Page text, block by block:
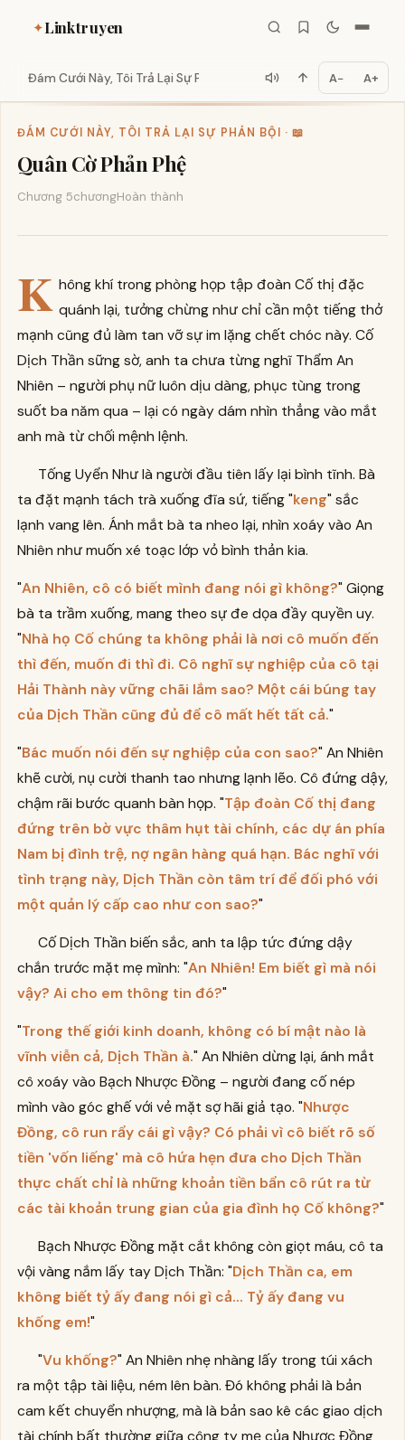
✦Linktruyen
Đám Cưới Này, Tôi Trả Lại Sự P... A− A+
ĐÁM CƯỚI NÀY, TÔI TRẢ LẠI SỰ PHẢN BỘI · 📖
Quân Cờ Phản Phệ
Chương 5chươngHoàn thành
K hông khí trong phòng họp tập đoàn Cố thị đặc
quánh lại, tưởng chừng như chỉ cần một tiếng thở
mạnh cũng đủ làm tan vỡ sự im lặng chết chóc này. Cố
Dịch Thần sững sờ, anh ta chưa từng nghĩ Thẩm An
Nhiên – người phụ nữ luôn dịu dàng, phục tùng trong
suốt ba năm qua – lại có ngày dám nhìn thẳng vào mắt
anh mà từ chối mệnh lệnh.
Tống Uyển Như là người đầu tiên lấy lại bình tĩnh. Bà
ta đặt mạnh tách trà xuống đĩa sứ, tiếng "keng" sắc
lạnh vang lên. Ánh mắt bà ta nheo lại, nhìn xoáy vào An
Nhiên như muốn xé toạc lớp vỏ bình thản kia.
"An Nhiên, cô có biết mình đang nói gì không?" Giọng
bà ta trầm xuống, mang theo sự đe dọa đầy quyền uy.
"Nhà họ Cố chúng ta không phải là nơi cô muốn đến
thì đến, muốn đi thì đi. Cô nghĩ sự nghiệp của cô tại
Hải Thành này vững chãi lắm sao? Một cái búng tay
của Dịch Thần cũng đủ để cô mất hết tất cả."
"Bác muốn nói đến sự nghiệp của con sao?" An Nhiên
khẽ cười, nụ cười thanh tao nhưng lạnh lẽo. Cô đứng dậy,
chậm rãi bước quanh bàn họp. "Tập đoàn Cố thị đang
đứng trên bờ vực thâm hụt tài chính, các dự án phía
Nam bị đình trệ, nợ ngân hàng quá hạn. Bác nghĩ với
tình trạng này, Dịch Thần còn tâm trí để đối phó với
một quản lý cấp cao như con sao?"
Cố Dịch Thần biến sắc, anh ta lập tức đứng dậy
chắn trước mặt mẹ mình: "An Nhiên! Em biết gì mà nói
vậy? Ai cho em thông tin đó?"
"Trong thế giới kinh doanh, không có bí mật nào là
vĩnh viễn cả, Dịch Thần à." An Nhiên dừng lại, ánh mắt
cô xoáy vào Bạch Nhược Đồng – người đang cố nép
mình vào góc ghế với vẻ mặt sợ hãi giả tạo. "Nhược
Đồng, cô run rẩy cái gì vậy? Có phải vì cô biết rõ số
tiền 'vốn liếng' mà cô hứa hẹn đưa cho Dịch Thần
thực chất chỉ là những khoản tiền bẩn cô rút ra từ
các tài khoản trung gian của gia đình họ Cố không?"
Bạch Nhược Đồng mặt cắt không còn giọt máu, cô ta
vội vàng nắm lấy tay Dịch Thần: "Dịch Thần ca, em
không biết tỷ ấy đang nói gì cả... Tỷ ấy đang vu
khống em!"
"Vu khống?" An Nhiên nhẹ nhàng lấy trong túi xách
ra một tập tài liệu, ném lên bàn. Đó không phải là bản
cam kết chuyển nhượng, mà là bản sao kê các giao dịch